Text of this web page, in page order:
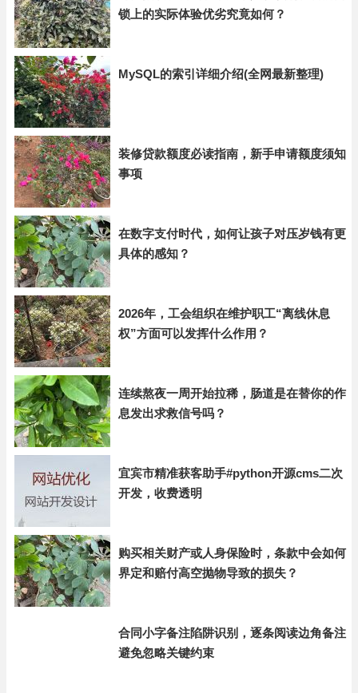
锁上的实际体验优劣究竟如何？
MySQL的索引详细介绍(全网最新整理)
装修贷款额度必读指南，新手申请额度须知
事项
在数字支付时代，如何让孩子对压岁钱有更
具体的感知？
2026年，工会组织在维护职工“离线休息
权”方面可以发挥什么作用？
连续熬夜一周开始拉稀，肠道是在替你的作
息发出求救信号吗？
宜宾市精准获客助手#python开源cms二次
开发，收费透明
购买相关财产或人身保险时，条款中会如何
界定和赔付高空抛物导致的损失？
合同小字备注陷阱识别，逐条阅读边角备注
避免忽略关键约束